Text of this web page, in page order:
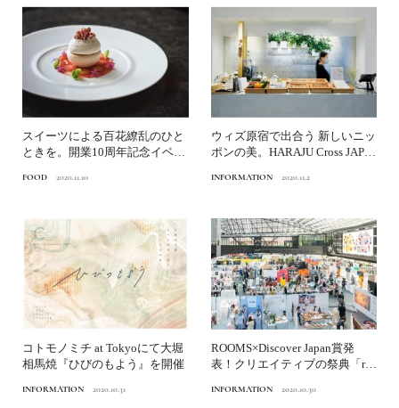
スイーツによる百花繚乱のひと
ときを。開業10周年記念イベン
FOOD 2020.11.10
ウィズ原宿で出合う 新しいニッ
ポンの美。HARAJU Cross JAPA
INFORMATION 2020.11.2
コトモノミチ at Tokyoにて大堀
相馬焼『ひびのもよう』を開催
INFORMATION 2020.10.31
ROOMS×Discover Japan賞発
表！クリエイティブの祭典「ro
INFORMATION 2020.10.30